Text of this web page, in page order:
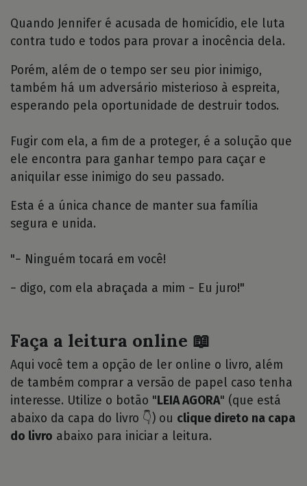
Quando Jennifer é acusada de homicídio, ele luta
contra tudo e todos para provar a inocência dela.
Porém, além de o tempo ser seu pior inimigo,
também há um adversário misterioso à espreita,
esperando pela oportunidade de destruir todos.
Fugir com ela, a fim de a proteger, é a solução que
ele encontra para ganhar tempo para caçar e
aniquilar esse inimigo do seu passado.
Esta é a única chance de manter sua família
segura e unida.
"− Ninguém tocará em você!
− digo, com ela abraçada a mim − Eu juro!"
Faça a leitura online 📖
Aqui você tem a opção de ler online o livro, além
de também comprar a versão de papel caso tenha
interesse. Utilize o botão " LEIA AGORA" (que está
abaixo da capa do livro 👇) ou clique direto na capa
do livro abaixo para iniciar a leitura.